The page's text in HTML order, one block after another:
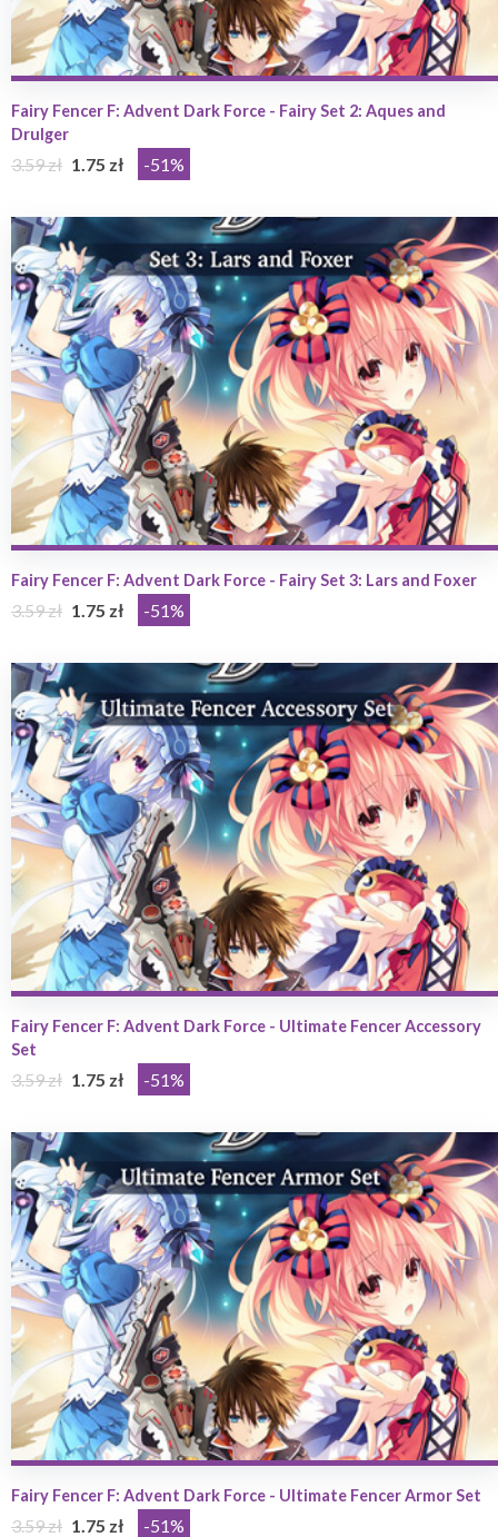
Fairy Fencer F: Advent Dark Force - Fairy Set 2: Aques and
Drulger
3.59 zł 1.75 zł -51%
Fairy Fencer F: Advent Dark Force - Fairy Set 3: Lars and Foxer
3.59 zł 1.75 zł -51%
Fairy Fencer F: Advent Dark Force - Ultimate Fencer Accessory
Set
3.59 zł 1.75 zł -51%
Fairy Fencer F: Advent Dark Force - Ultimate Fencer Armor Set
3.59 zł 1.75 zł -51%